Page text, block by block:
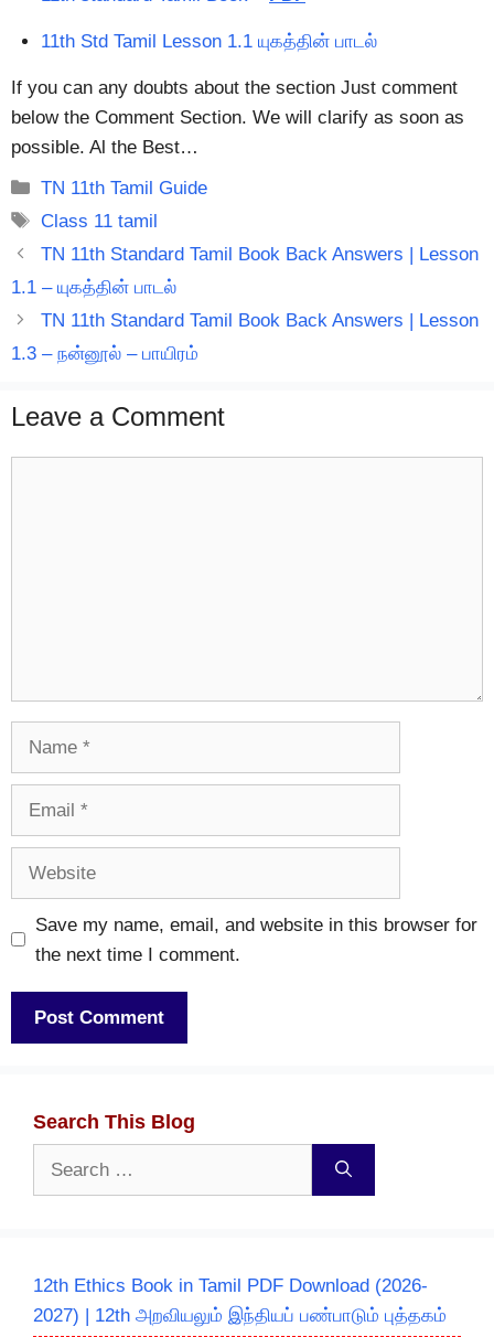
11th Std Tamil Lesson 1.1 யுகத்தின் பாடல்
If you can any doubts about the section Just comment
below the Comment Section. We will clarify as soon as
possible. Al the Best…
Categories
TN 11th Tamil Guide
Tags
Class 11 tamil
TN 11th Standard Tamil Book Back Answers | Lesson
1.1 – யுகத்தின் பாடல்
TN 11th Standard Tamil Book Back Answers | Lesson
1.3 – நன்னூல் – பாயிரம்
Leave a Comment
Save my name, email, and website in this browser for
the next time I comment.
Search This Blog
Search
12th Ethics Book in Tamil PDF Download (2026-
2027) | 12th அறவியலும் இந்தியப் பண்பாடும் புத்தகம்